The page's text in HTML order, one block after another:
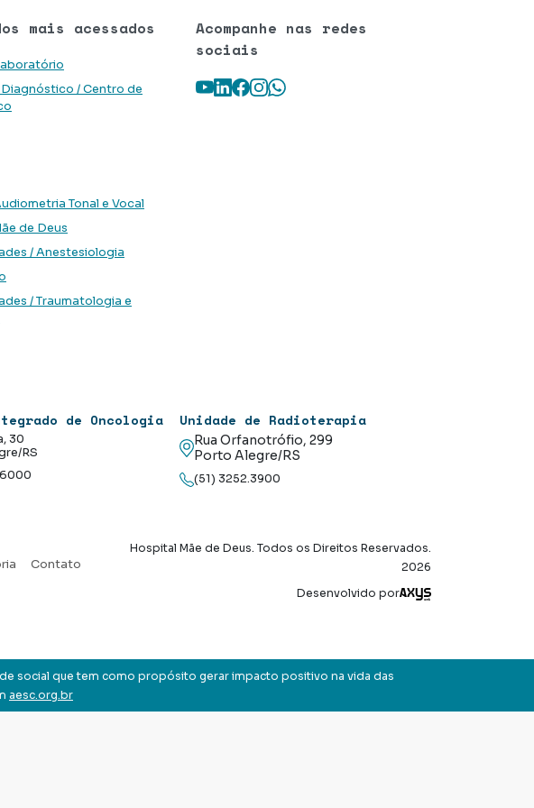
mais acessados
/ Centro de
Tonal e Vocal
de Deus
/ Anestesiologia
/ Traumatologia e
Acompanhe nas redes
sociais
Youtube
LinkedIn
Facebook
Instagram
WhatsApp
de Oncologia
30
RS
Unidade de Radioterapia
Rua Orfanotrófio, 299
Porto Alegre/RS
(51) 3252.3900
Contato
Hospital Mãe de Deus. Todos os Direitos Reservados.
2026
Desenvolvido por
Axysweb
social que tem como propósito gerar impacto positivo na vida das
aesc.org.br